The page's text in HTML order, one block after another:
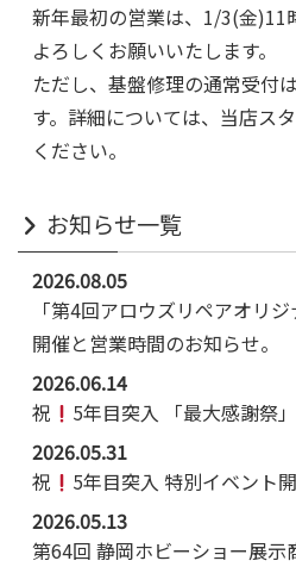
新年最初の営業は、1/3(金)11
よろしくお願いいたします。
ただし、基盤修理の通常受付
す。詳細については、当店ス
ください。
お知らせ一覧
2026.08.05
「第4回アロウズリペアオリ
開催と営業時間のお知らせ。
2026.06.14
祝
5年目突入 「最大感謝祭」
2026.05.31
祝
5年目突入 特別イベント
2026.05.13
第64回 静岡ホビーショー展示